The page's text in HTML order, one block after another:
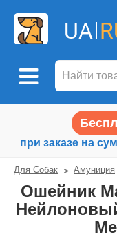
UA
при заказе на
Для Собак Амуниция
Ошейник